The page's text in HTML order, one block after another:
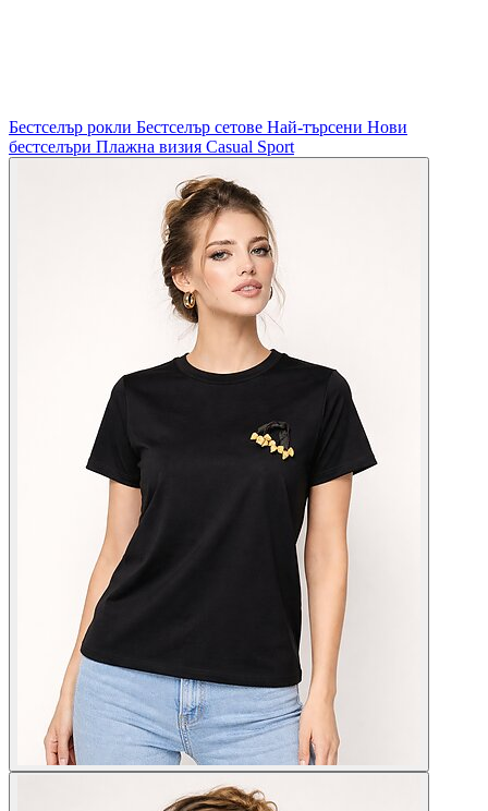
Бестселър рокли Бестселър сетове Най-търсени Нови
бестселъри Плажна визия Casual Sport